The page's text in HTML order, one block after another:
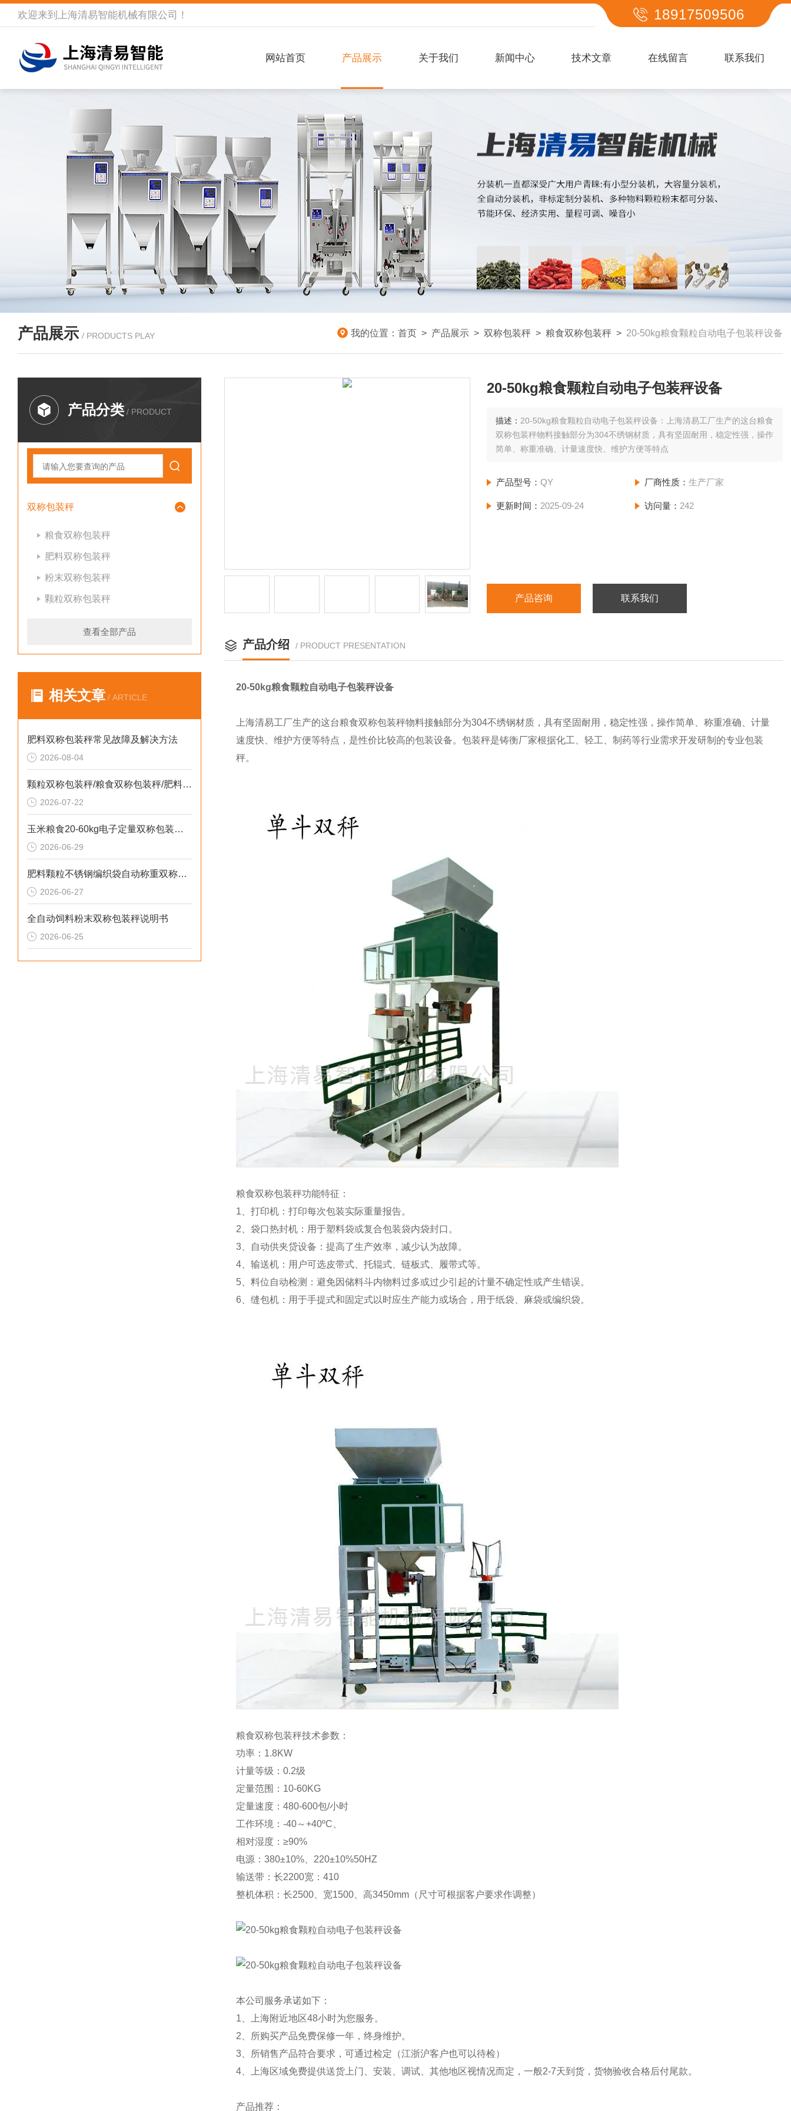
欢迎来到 上海清易智能机械有限公司 ！ 18917509506
网站首页 产品展示 关于我们 新闻中心 技术文章 在线留言 联系我们
产品展示 / PRODUCTS PLAY 我的位置： 首页 > 产品展示 > 双称包装秤 > 粮食双称包装秤 > 20-50kg粮食颗粒自动电子包装秤设备
产品分类 / PRODUCT
双称包装秤
粮食双称包装秤
肥料双称包装秤
粉末双称包装秤
颗粒双称包装秤
查看全部产品
相关文章 / ARTICLE
肥料双称包装秤常见故障及解决方法
2026-08-04
颗粒双称包装秤/粮食双称包装秤/肥料双称包装秤定制
2026-07-22
玉米粮食20-60kg电子定量双称包装秤品牌
2026-06-29
肥料颗粒不锈钢编织袋自动称重双称包装秤定制
2026-06-27
全自动饲料粉末双称包装秤说明书
2026-06-25
20-50kg粮食颗粒自动电子包装秤设备
描述： 20-50kg粮食颗粒自动电子包装秤设备：上海清易工厂生产的这台粮食
双称包装秤物料接触部分为304不绣钢材质，具有坚固耐用，稳定性强，操作
简单、称重准确、计量速度快、维护方便等特点
产品型号：QY 厂商性质： 生产厂家
更新时间： 2025-09-24 访问量： 242
产品咨询 联系我们
产品介绍 / PRODUCT PRESENTATION
20-50kg粮食颗粒自动电子包装秤设备
上海清易工厂生产的这台粮食双称包装秤物料接触部分为304不绣钢材质，具有坚固耐用，稳定性强，操作简单、称重准确、计量
速度快、维护方便等特点，是性价比较高的包装设备。包装秤是铸衡厂家根据化工、轻工、制药等行业需求开发研制的专业包装
秤。
粮食双称包装秤功能特征：
1、打印机：打印每次包装实际重量报告。
2、袋口热封机：用于塑料袋或复合包装袋内袋封口。
3、自动供夹贷设备：提高了生产效率，减少认为故障。
4、输送机：用户可选皮带式、托辊式、链板式、履带式等。
5、料位自动检测：避免因储料斗内物料过多或过少引起的计量不确定性或产生错误。
6、缝包机：用于手提式和固定式以时应生产能力或场合，用于纸袋、麻袋或编织袋。
粮食双称包装秤技术参数：
功率：1.8KW
计量等级：0.2级
定量范围：10-60KG
定量速度：480-600包/小时
工作环境：-40～+40ºC、
相对湿度：≥90%
电源：380±10%、220±10%50HZ
输送带：长2200宽：410
整机体积：长2500、宽1500、高3450mm（尺寸可根据客户要求作调整）
本公司服务承诺如下：
1、上海附近地区48小时为您服务。
2、所购买产品免费保修一年，终身维护。
3、所销售产品符合要求，可通过检定（江浙沪客户也可以待检）
4、上海区域免费提供送货上门、安装、调试、其他地区视情况而定，一般2-7天到货，货物验收合格后付尾款。
产品推荐：